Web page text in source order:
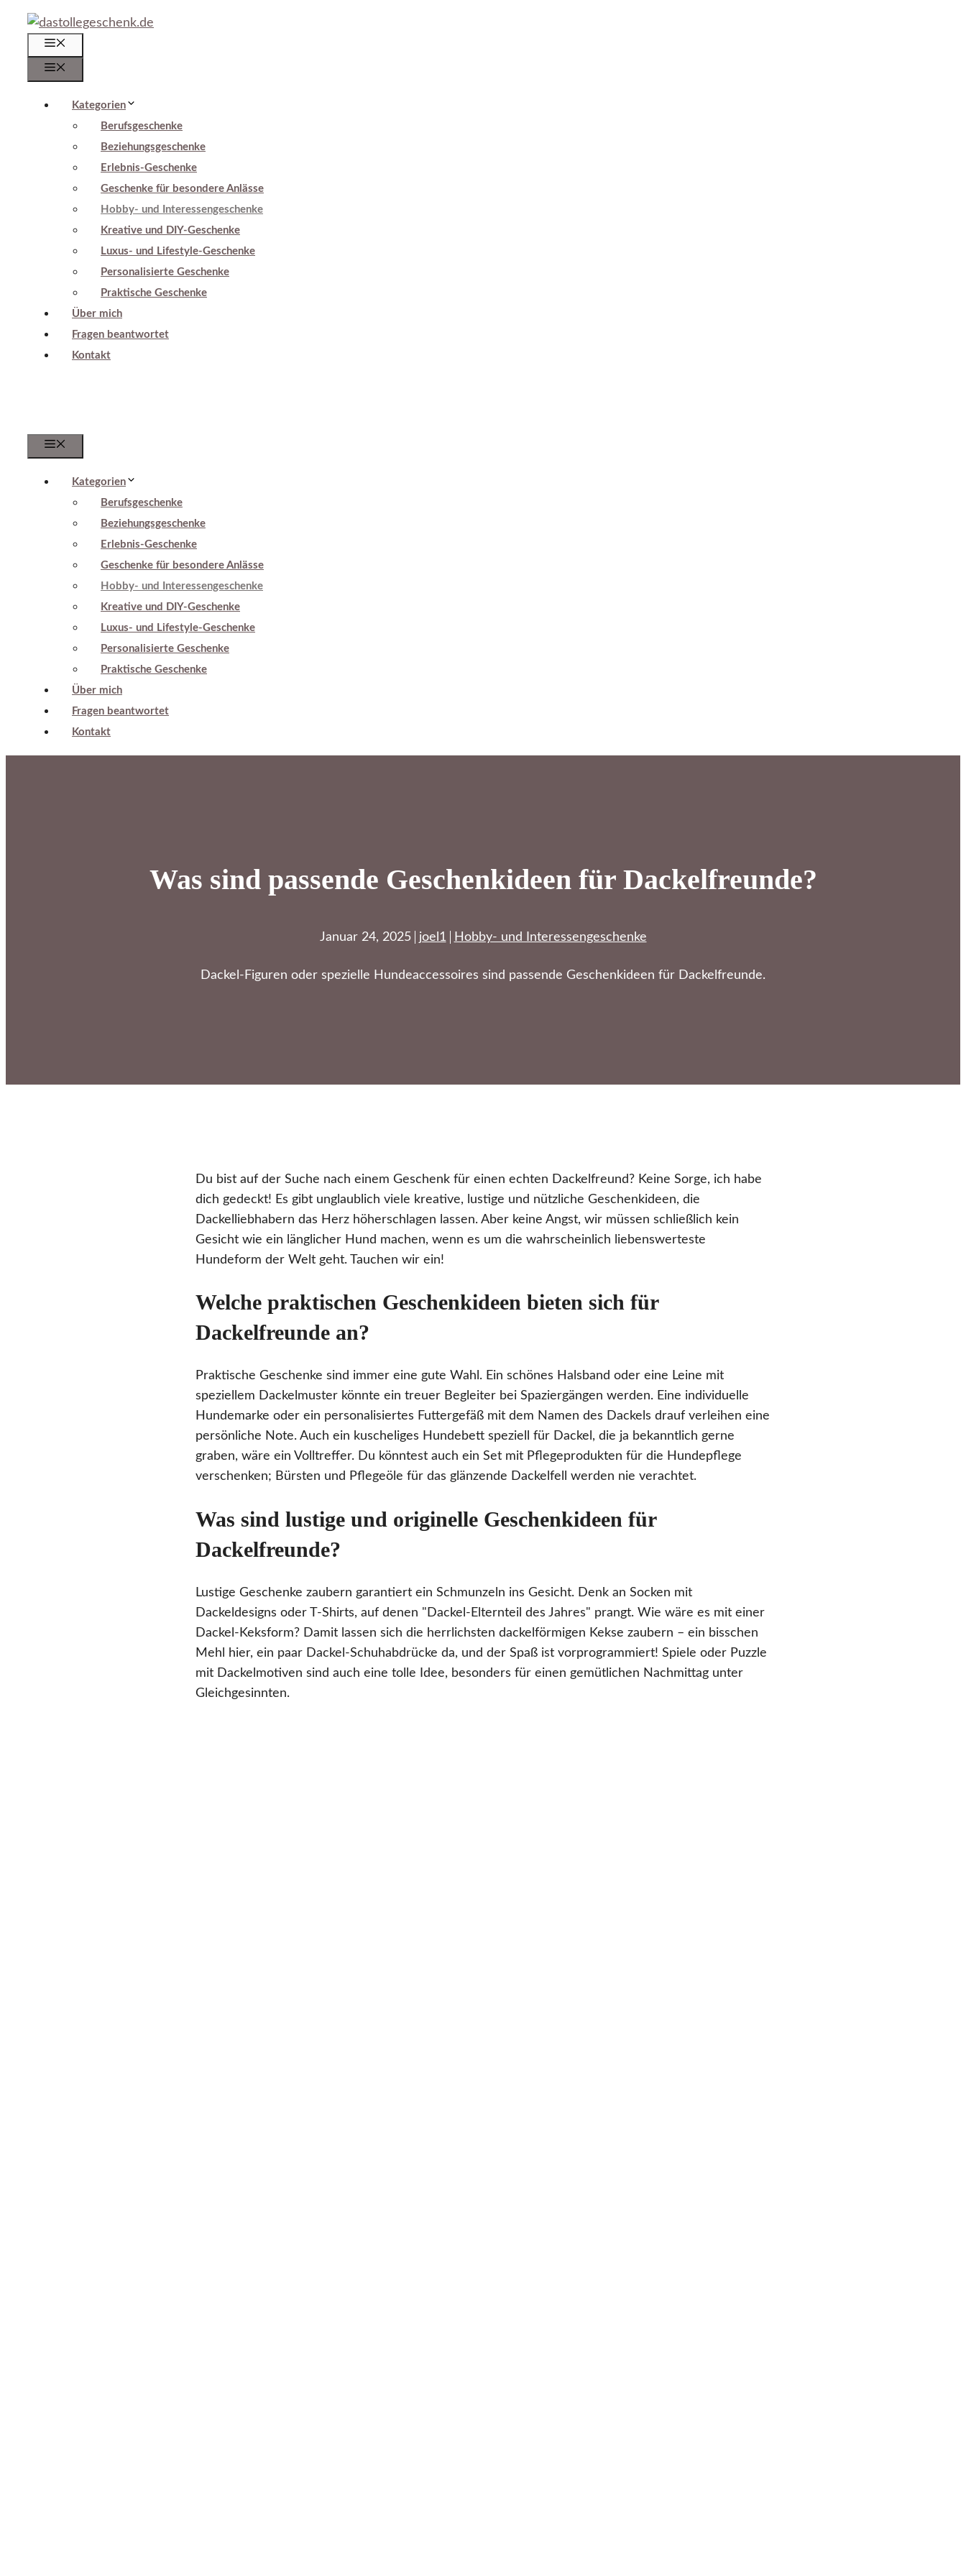
Zum
Inhalt
springen
Kategorien
Berufsgeschenke
Beziehungsgeschenke
Erlebnis-Geschenke
Geschenke für besondere Anlässe
Hobby- und Interessengeschenke
Kreative und DIY-Geschenke
Luxus- und Lifestyle-Geschenke
Personalisierte Geschenke
Praktische Geschenke
Über mich
Fragen beantwortet
Kontakt
Kategorien
Berufsgeschenke
Beziehungsgeschenke
Erlebnis-Geschenke
Geschenke für besondere Anlässe
Hobby- und Interessengeschenke
Kreative und DIY-Geschenke
Luxus- und Lifestyle-Geschenke
Personalisierte Geschenke
Praktische Geschenke
Über mich
Fragen beantwortet
Kontakt
Was sind passende Geschenkideen für Dackelfreunde?
Januar 24, 2025 joel1 Hobby- und Interessengeschenke
Dackel-Figuren oder spezielle Hundeaccessoires sind passende Geschenkideen für Dackelfreunde.
Du bist auf der Suche nach einem Geschenk für einen echten Dackelfreund? Keine Sorge, ich habe
dich gedeckt! Es gibt unglaublich viele kreative, lustige und nützliche Geschenkideen, die
Dackelliebhabern das Herz höherschlagen lassen. Aber keine Angst, wir müssen schließlich kein
Gesicht wie ein länglicher Hund machen, wenn es um die wahrscheinlich liebenswerteste
Hundeform der Welt geht. Tauchen wir ein!
Welche praktischen Geschenkideen bieten sich für
Dackelfreunde an?
Praktische Geschenke sind immer eine gute Wahl. Ein schönes Halsband oder eine Leine mit
speziellem Dackelmuster könnte ein treuer Begleiter bei Spaziergängen werden. Eine individuelle
Hundemarke oder ein personalisiertes Futtergefäß mit dem Namen des Dackels drauf verleihen eine
persönliche Note. Auch ein kuscheliges Hundebett speziell für Dackel, die ja bekanntlich gerne
graben, wäre ein Volltreffer. Du könntest auch ein Set mit Pflegeprodukten für die Hundepflege
verschenken; Bürsten und Pflegeöle für das glänzende Dackelfell werden nie verachtet.
Was sind lustige und originelle Geschenkideen für
Dackelfreunde?
Lustige Geschenke zaubern garantiert ein Schmunzeln ins Gesicht. Denk an Socken mit
Dackeldesigns oder T-Shirts, auf denen "Dackel-Elternteil des Jahres" prangt. Wie wäre es mit einer
Dackel-Keksform? Damit lassen sich die herrlichsten dackelförmigen Kekse zaubern – ein bisschen
Mehl hier, ein paar Dackel-Schuhabdrücke da, und der Spaß ist vorprogrammiert! Spiele oder Puzzle
mit Dackelmotiven sind auch eine tolle Idee, besonders für einen gemütlichen Nachmittag unter
Gleichgesinnten.